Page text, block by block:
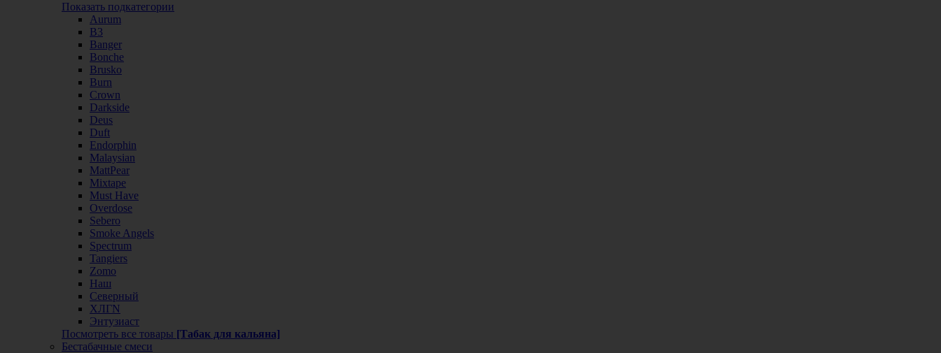
Показать подкатегории
Aurum
B3
Banger
Bonche
Brusko
Burn
Crown
Darkside
Deus
Duft
Endorphin
Malaysian
MattPear
Mixtape
Must Have
Overdose
Sebero
Smoke Angels
Spectrum
Tangiers
Zomo
Наш
Северный
ХЛГN
Энтузиаст
Посмотреть все товары [Табак для кальяна]
Бестабачные смеси